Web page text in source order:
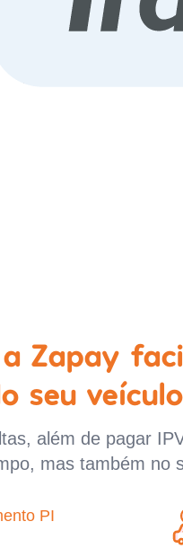
Zapay
seu veículo
além de pagar
mas também no
PI